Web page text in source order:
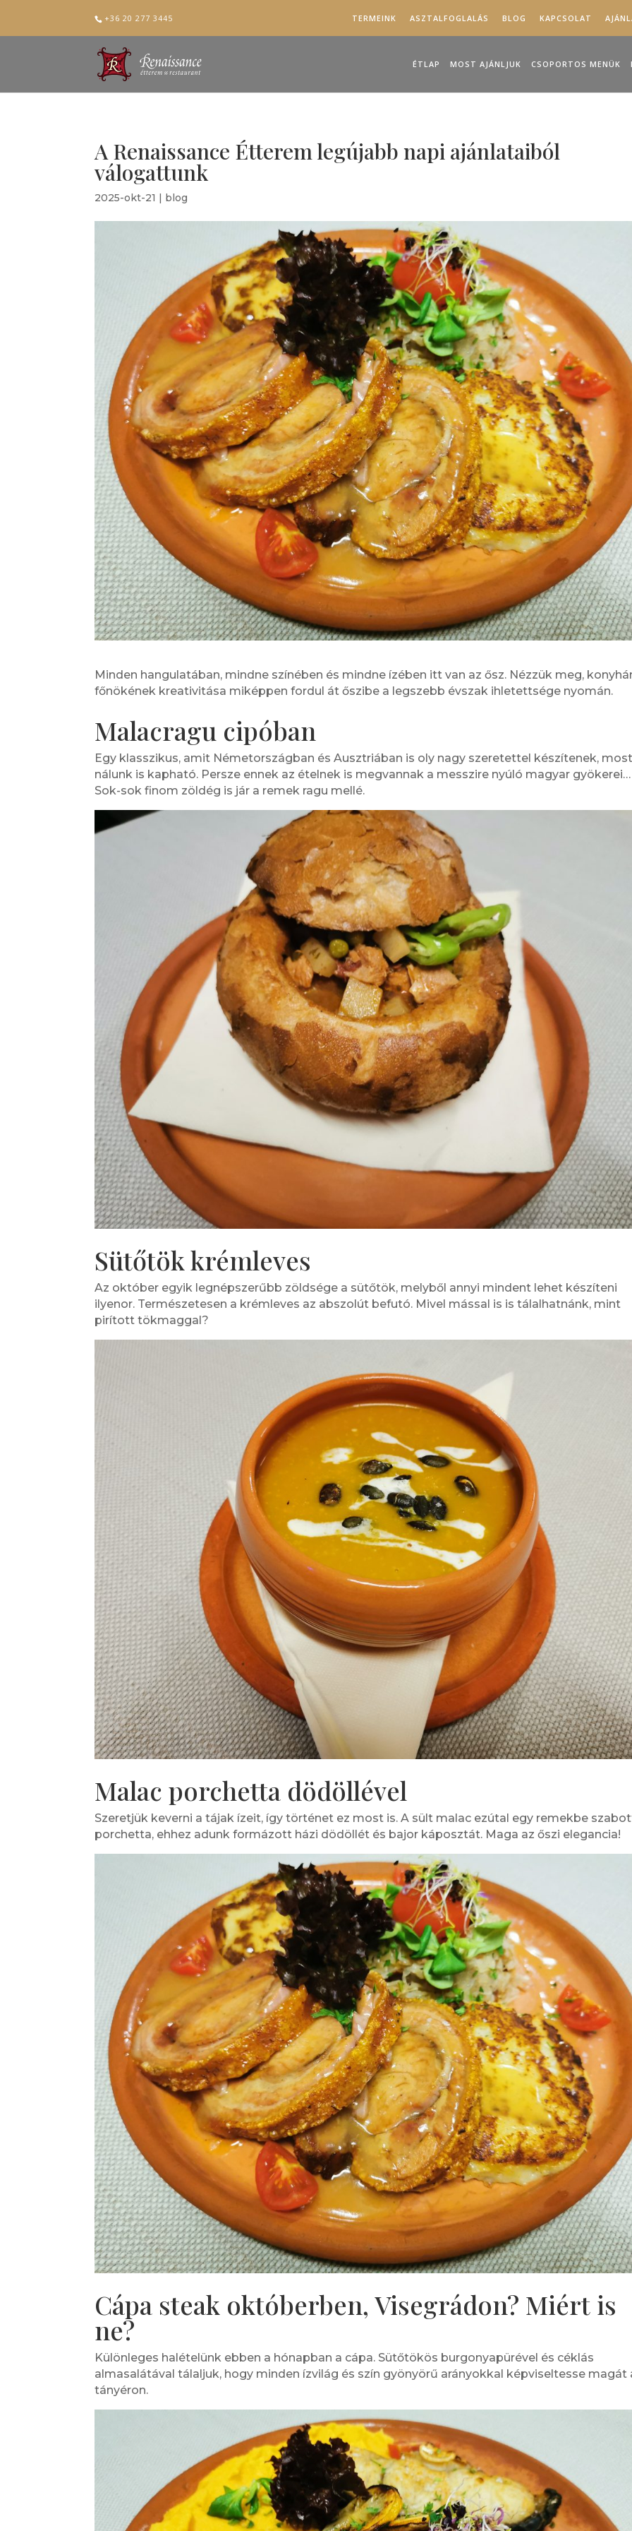
+36 20 277 3445 TERMEINK ASZTALFOGLALÁS BLOG KAPCSOLAT
ÉTLAP MOST AJÁNLJUK CSOPORTOS MENÜK
A Renaissance Étterem legújabb napi ajánlataiból
válogattunk
2025-okt-21 | blog
Minden hangulatában, mindne színében és mindne ízében itt van az ősz. Nézzük meg,
főnökének kreativitása miképpen fordul át őszibe a legszebb évszak ihletettsége nyomán.
Malacragu cipóban
Egy klasszikus, amit Németországban és Ausztriában is oly nagy szeretettel készítenek,
nálunk is kapható. Persze ennek az ételnek is megvannak a messzire nyúló magyar gyökerei…
Sok-sok finom zöldég is jár a remek ragu mellé.
Sütőtök krémleves
Az október egyik legnépszerűbb zöldsége a sütőtök, melyből annyi mindent lehet készíteni
ilyenor. Természetesen a krémleves az abszolút befutó. Mivel mással is is tálalhatnánk, mint
pirított tökmaggal?
Malac porchetta dödöllével
Szeretjük keverni a tájak ízeit, így történet ez most is. A sült malac ezútal egy remekbe
porchetta, ehhez adunk formázott házi dödöllét és bajor káposztát. Maga az őszi elegancia!
Cápa steak októberben, Visegrádon? Miért is
ne?
Különleges halételünk ebben a hónapban a cápa. Sütőtökös burgonyapürével és céklás
almasalátával tálaljuk, hogy minden ízvilág és szín gyönyörű arányokkal képviseltesse magát
tányéron.